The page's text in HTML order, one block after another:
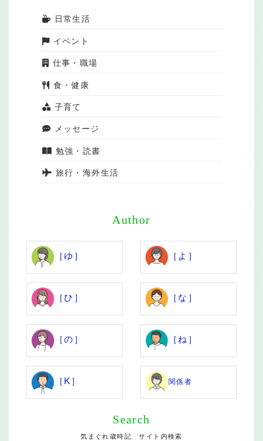
日常生活
イベント
仕事・職場
食・健康
子育て
メッセージ
勉強・読書
旅行・海外生活
Author
［ゆ］ ［よ］
［ひ］ ［な］
［の］ ［ね］
［K］ 関係者
Search
気まぐれ歳時記 サイト内検索